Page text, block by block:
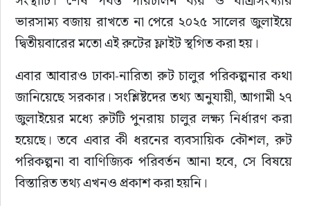
ভারসাম্য বজায় রাখতে না পেরে ২০২৫ সালের জুলাইয়ে
দ্বিতীয়বারের মতো এই রুটের ফ্লাইট স্থগিত করা হয়।
এবার আবারও ঢাকা-নারিতা রুট চালুর পরিকল্পনার কথা
জানিয়েছে সরকার। সংশ্লিষ্টদের তথ্য অনুযায়ী, আগামী ২৭
জুলাইয়ের মধ্যে রুটটি পুনরায় চালুর লক্ষ্য নির্ধারণ করা
হয়েছে। তবে এবার কী ধরনের ব্যবসায়িক কৌশল, রুট
পরিকল্পনা বা বাণিজ্যিক পরিবর্তন আনা হবে, সে বিষয়ে
বিস্তারিত তথ্য এখনও প্রকাশ করা হয়নি।